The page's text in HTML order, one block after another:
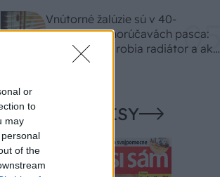
or
to
may
of the
Vnútorné žalúzie sú v 40-
stupňových horúčavách pasca:
Prečo z okna robia radiátor a ako
to vyriešiť za pár eur?
NAŠE ČASOPISY